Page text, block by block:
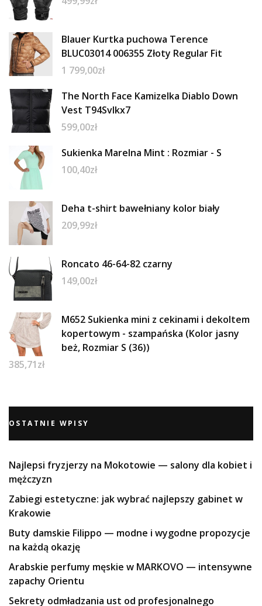
Blauer Kurtka puchowa Terence
BLUC03014 006355 Złoty Regular Fit
1 799,00zł
The North Face Kamizelka Diablo Down
Vest T94Svlkx7
599,00zł
Sukienka Marelna Mint : Rozmiar - S
100,40zł
Deha t-shirt bawełniany kolor biały
209,99zł
Roncato 46-64-82 czarny
149,00zł
M652 Sukienka mini z cekinami i dekoltem
kopertowym - szampańska (Kolor jasny
beż, Rozmiar S (36))
385,71zł
OSTATNIE WPISY
Najlepsi fryzjerzy na Mokotowie — salony dla kobiet i
mężczyzn
Zabiegi estetyczne: jak wybrać najlepszy gabinet w
Krakowie
Buty damskie Filippo — modne i wygodne propozycje
na każdą okazję
Arabskie perfumy męskie w MARKOVO — intensywne
zapachy Orientu
Sekrety odmładzania ust od profesjonalnego